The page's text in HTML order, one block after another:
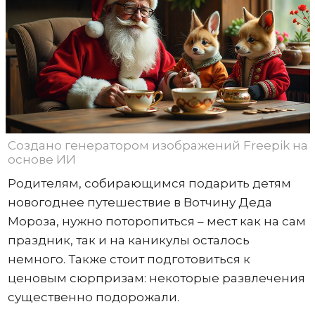
Создано генератором изображений Freepik на
основе ИИ
Родителям, собирающимся подарить детям
новогоднее путешествие в Вотчину Деда
Мороза, нужно поторопиться – мест как на сам
праздник, так и на каникулы осталось
немного. Также стоит подготовиться к
ценовым сюрпризам: некоторые развлечения
существенно подорожали.